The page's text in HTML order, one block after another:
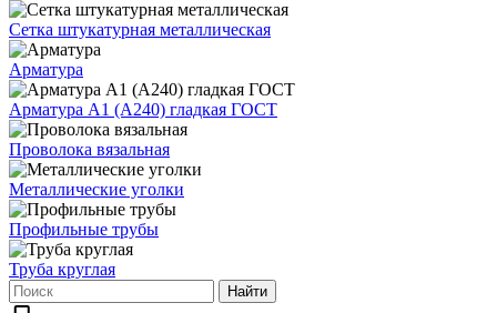
Сетка штукатурная металлическая
Арматура
Арматура А1 (А240) гладкая ГОСТ
Проволока вязальная
Металлические уголки
Профильные трубы
Труба круглая
Найти